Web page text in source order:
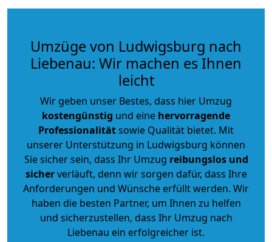
Umzüge von Ludwigsburg nach
Liebenau: Wir machen es Ihnen
leicht
Wir geben unser Bestes, dass hier Umzug
kostengünstig und eine hervorragende
Professionalitätsowie Qualität bietet. Mit
unserer Unterstützung in Ludwigsburg können
Sie sicher sein, dass Ihr Umzug reibungslos und
sicherverläuft, denn wir sorgen dafür, dass Ihre
Anforderungen und Wünsche erfüllt werden. Wir
haben die besten Partner, um Ihnen zu helfen
und sicherzustellen, dass Ihr Umzug nach
Liebenau ein erfolgreicher ist.